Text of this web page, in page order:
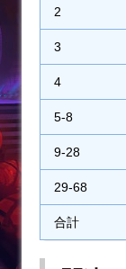
2
3
4
5-8
9-28
29-68
合計